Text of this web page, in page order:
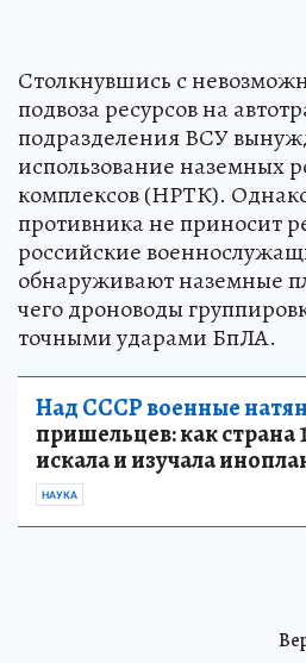
Столкнувшись с
подвоза ресурсов на
подразделения ВСУ
использование наземных
комплексов (НРТК).
противника не приносит
российские
обнаруживают наземные
чего дроноводы
точными ударами БпЛА.
Над СССР военные
пришельцев: как страна
искала и изучала
НАУКА